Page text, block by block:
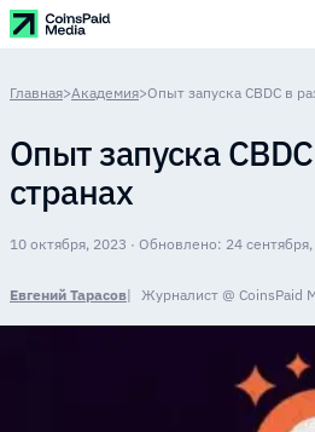
Главная>Академия>Опыт запуска CBDC в
Опыт запуска
странах
10 октября, 2023 · Обновлено: 24
Евгений Тарасов Журналист @ CoinsPaid